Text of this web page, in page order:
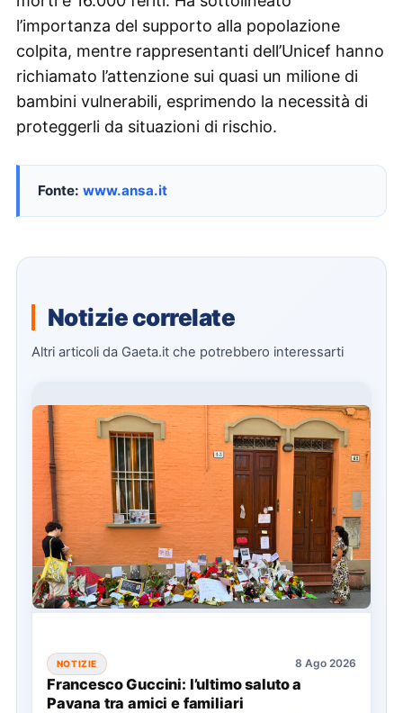
l’importanza del supporto alla popolazione
colpita, mentre rappresentanti dell’Unicef hanno
richiamato l’attenzione sui quasi un milione di
bambini vulnerabili, esprimendo la necessità di
proteggerli da situazioni di rischio.
Fonte: www.ansa.it
Notizie correlate
Altri articoli da Gaeta.it che potrebbero interessarti
NOTIZIE 8 Ago 2026
Francesco Guccini: l’ultimo saluto a
Pavana tra amici e familiari